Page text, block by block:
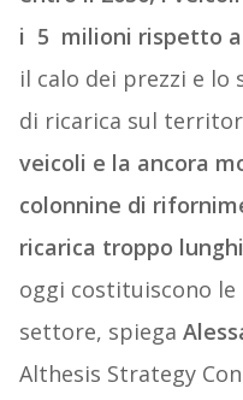
i 5 milioni rispetto
il calo dei prezzi e
di ricarica sul
veicoli e la ancora
colonnine di
ricarica troppo
oggi costituiscono
settore, spiega
Althesis Strategy